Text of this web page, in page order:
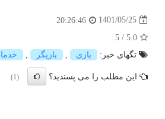
1401/05/25
20:26:46
5.0
/
5
تگهای خبر:
بازی , بازیگر ,
این مطلب را می پسندید؟ (1)